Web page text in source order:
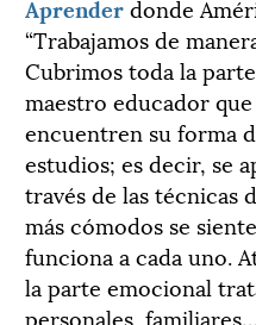
Aprenderdonde
“Trabajamos de
Cubrimos toda la
maestro educador
encuentren su forma
estudios; es decir, se
través de las técnicas
más cómodos se
funciona a cada uno.
la parte emocional
personales,